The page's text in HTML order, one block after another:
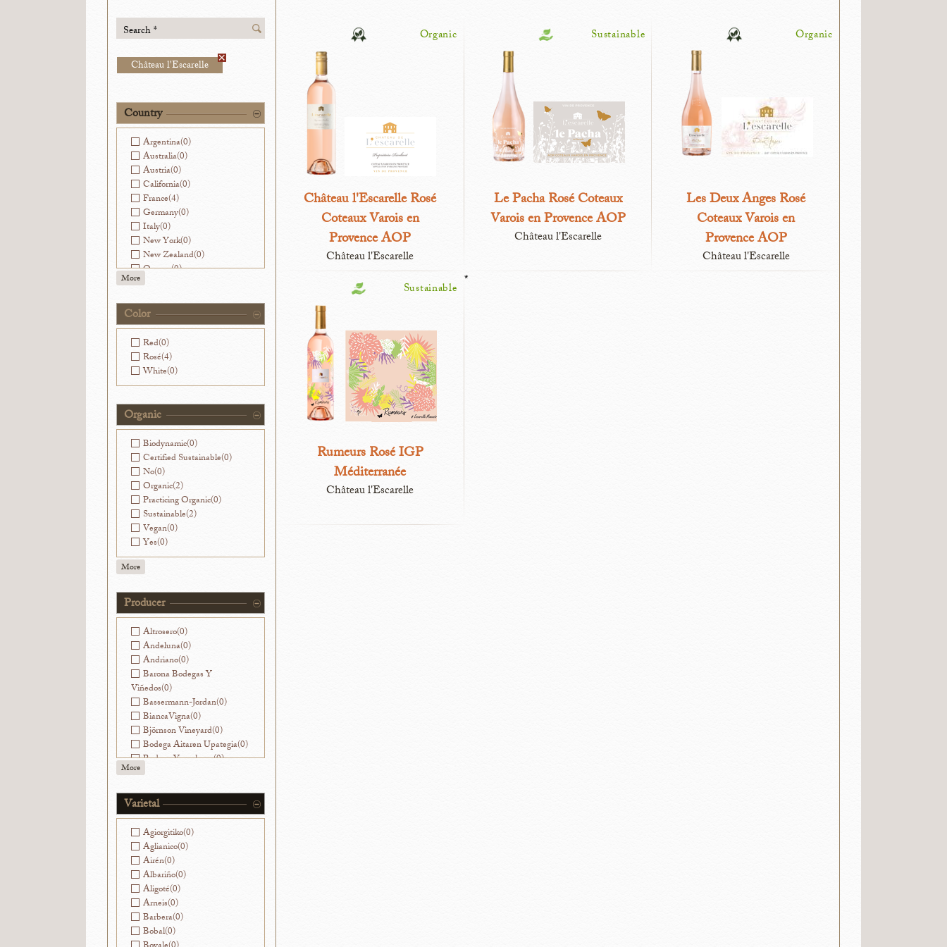
Search *
Château l'Escarelle
Country
Argentina(0)
Australia(0)
Austria(0)
California(0)
France(4)
Germany(0)
Italy(0)
New York(0)
New Zealand(0)
Oregon(0)
Slovenia
Washington(0)
More
Color
Red(0)
Rosé(4)
White(0)
Organic
Biodynamic(0)
Certified Sustainable(0)
No(0)
Organic(2)
Practicing Organic(0)
Sustainable(2)
Vegan(0)
Yes(0)
More
Producer
Altrosero(0)
Andeluna(0)
Andriano(0)
Barona Bodegas Y
Viñedos(0)
Bassermann-Jordan(0)
BiancaVigna(0)
Björnson Vineyard(0)
Bodega Aitaren Upategia(0)
Bodega Yacochuya(0)
Bodegas Alvear
Bodegas Breca(0)
Bodegas Jorge Ordóñez
Málaga(0)
Bodegas La Caña
Bodegas Muga
Bodegas Nekeas
Bodegas Ramirez de la
Piscina(0)
Bodegas Sierra Salinas
Bodegas Vatan
Bodegas y Viñedos Ilurce
More
Varietal
Agiorgitiko(0)
Aglianico(0)
Airén(0)
Albariño(0)
Aligoté(0)
Arneis(0)
Barbera(0)
Bobal(0)
Organic
Château l'Escarelle Rosé
Coteaux Varois en
Provence AOP
Château l'Escarelle
Sustainable
Le Pacha Rosé Coteaux
Varois en Provence AOP
Château l'Escarelle
Organic
Les Deux Anges Rosé
Coteaux Varois en
Provence AOP
Château l'Escarelle
Sustainable
Rumeurs Rosé IGP
Méditerranée
Château l'Escarelle
*